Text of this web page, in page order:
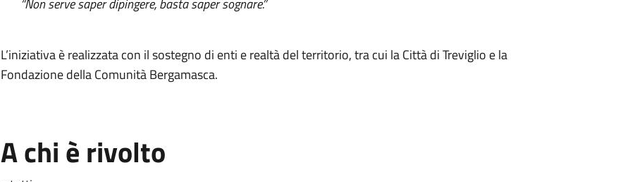
“Non serve saper dipingere, basta saper sognare.”
L’iniziativa è realizzata con il sostegno di enti e realtà del territorio, tra cui laCittà di Treviglio e la
Fondazione della Comunità Bergamasca.
A chi è rivolto